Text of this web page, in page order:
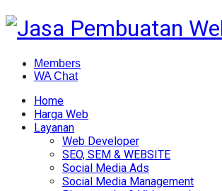
Members
WA Chat
Home
Harga Web
Layanan
Web Developer
SEO, SEM & WEBSITE
Social Media Ads
Social Media Management